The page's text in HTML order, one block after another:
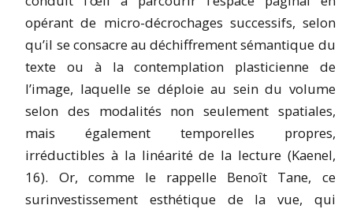
opérant de micro-décrochages successifs, selon
qu’il se consacre au déchiffrement sémantique du
texte ou à la contemplation plasticienne de
l’image, laquelle se déploie au sein du volume
selon des modalités non seulement spatiales,
mais également temporelles propres,
irréductibles à la linéarité de la lecture (Kaenel,
16). Or, comme le rappelle Benoît Tane, ce
surinvestissement esthétique de la vue, qui